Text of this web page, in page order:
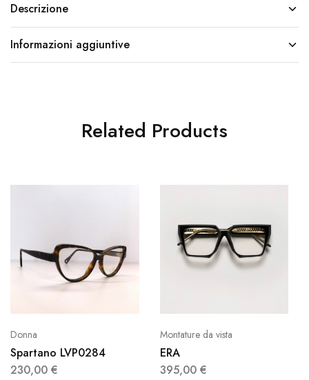
Descrizione
Informazioni aggiuntive
Related Products
Donna
Spartano LVP0284
230,00 €
Montature da vista
ERA
395,00 €